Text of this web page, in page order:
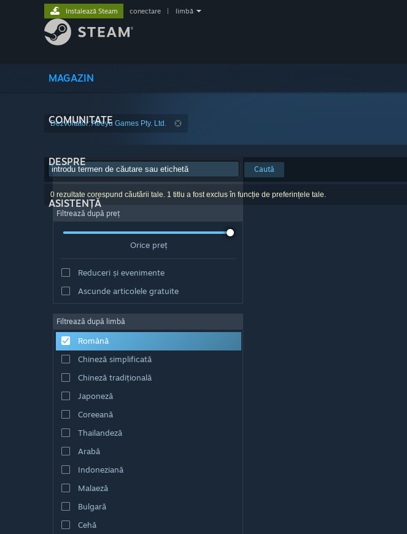
MAGAZIN
COMUNITATE
DESPRE
ASISTENȚĂ
Instalează Steam conectare limbă
Dezvoltator: Atreyu Games Pty. Ltd.
Caută
0 rezultate corespund căutării tale. 1 titlu a fost exclus în funcție de preferințele tale.
Filtrează după preț
Orice preț
Reduceri și evenimente
Ascunde articolele gratuite
Filtrează după limbă
Română
Chineză simplificată
Chineză tradițională
Japoneză
Coreeană
Thailandeză
Arabă
Indoneziană
Malaeză
Bulgară
Cehă